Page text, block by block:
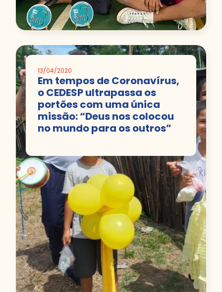
13/04/2020
Em tempos de Coronavírus,
o CEDESP ultrapassa os
portões com uma única
missão: “Deus nos colocou
no mundo para os outros”